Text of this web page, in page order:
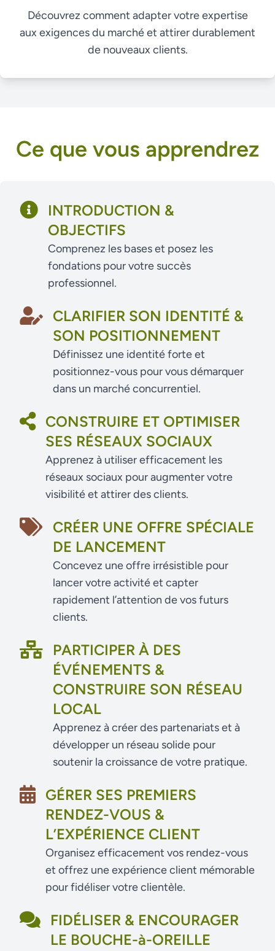
Découvrez comment adapter votre expertise
aux exigences du marché et attirer durablement
de nouveaux clients.
Ce que vous apprendrez
INTRODUCTION &
OBJECTIFS
Comprenez les bases et posez les
fondations pour votre succès
professionnel.
CLARIFIER SON IDENTITÉ &
SON POSITIONNEMENT
Définissez une identité forte et
positionnez-vous pour vous démarquer
dans un marché concurrentiel.
CONSTRUIRE ET OPTIMISER
SES RÉSEAUX SOCIAUX
Apprenez à utiliser efficacement les
réseaux sociaux pour augmenter votre
visibilité et attirer des clients.
CRÉER UNE OFFRE SPÉCIALE
DE LANCEMENT
Concevez une offre irrésistible pour
lancer votre activité et capter
rapidement l’attention de vos futurs
clients.
PARTICIPER À DES
ÉVÉNEMENTS &
CONSTRUIRE SON RÉSEAU
LOCAL
Apprenez à créer des partenariats et à
développer un réseau solide pour
soutenir la croissance de votre pratique.
GÉRER SES PREMIERS
RENDEZ-VOUS &
L’EXPÉRIENCE CLIENT
Organisez efficacement vos rendez-vous
et offrez une expérience client mémorable
pour fidéliser votre clientèle.
FIDÉLISER & ENCOURAGER
LE BOUCHE-à-OREILLE